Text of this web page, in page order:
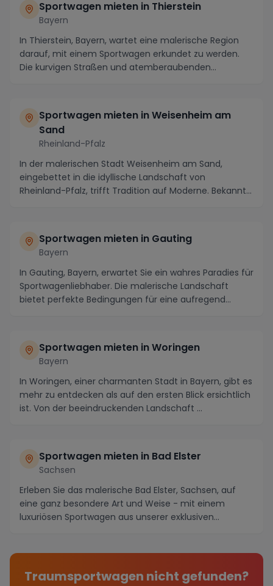
Sportwagen mieten in Thierstein
Bayern
In Thierstein, Bayern, wartet eine malerische Region
darauf, mit einem Sportwagen erkundet zu werden.
Die kurvigen Straßen und atemberaubenden
Sportwagen mieten in Weisenheim am
Sand
Rheinland-Pfalz
In der malerischen Stadt Weisenheim am Sand,
eingebettet in die idyllische Landschaft von
Rheinland-Pfalz, trifft Tradition auf Moderne. Bekannt
Sportwagen mieten in Gauting
Bayern
In Gauting, Bayern, erwartet Sie ein wahres Paradies für
Sportwagenliebhaber. Die malerische Landschaft
bietet perfekte Bedingungen für eine aufregend...
Sportwagen mieten in Woringen
Bayern
In Woringen, einer charmanten Stadt in Bayern, gibt es
mehr zu entdecken als auf den ersten Blick ersichtlich
ist. Von der beeindruckenden Landschaft ...
Sportwagen mieten in Bad Elster
Sachsen
Erleben Sie das malerische Bad Elster, Sachsen, auf
eine ganz besondere Art und Weise - mit einem
luxuriösen Sportwagen aus unserer exklusiven
Traumsportwagen nicht gefunden?